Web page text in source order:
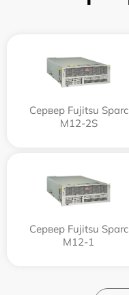
Сервер Fujitsu Sparc
M12-2S
Сервер Fujitsu Sparc
M12-1